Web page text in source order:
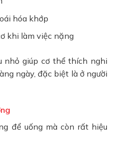
hóa khớp
khi làm việc nặng
nhỏ giúp cơ thể thích nghi
ngày, đặc biệt là ở người
để uống mà còn rất hiệu